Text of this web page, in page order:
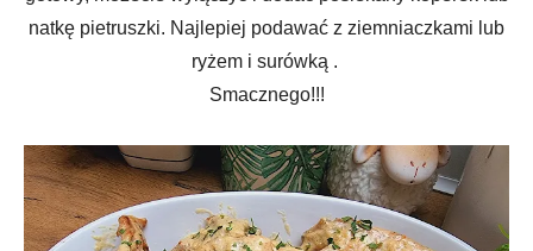
natkę pietruszki. Najlepiej podawać z ziemniaczkami lub
ryżem i surówką .
Smacznego!!!